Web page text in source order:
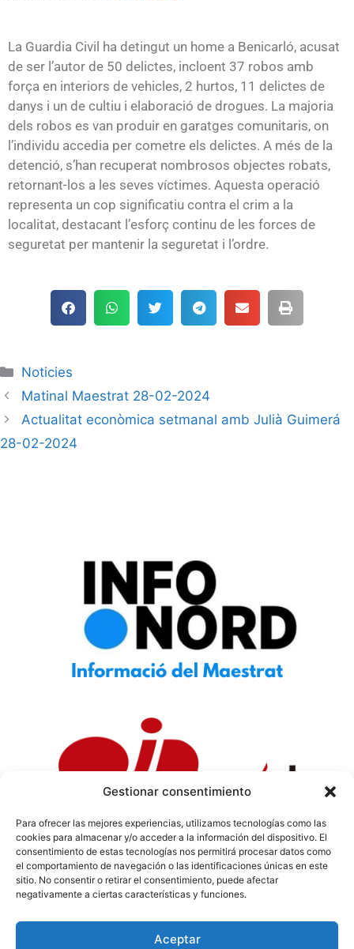
Gestionar consentimiento
Para ofrecer las mejores experiencias, utilizamos tecnologías como las
cookies para almacenar y/o acceder a la información del dispositivo. El
consentimiento de estas tecnologías nos permitirá procesar datos como
el comportamiento de navegación o las identificaciones únicas en este
sitio. No consentir o retirar el consentimiento, puede afectar
negativamente a ciertas características y funciones.
Aceptar
La Guardia Civil ha detingut un home a Benicarló, acusat
de ser l’autor de 50 delictes, incloent 37 robos amb
força en interiors de vehicles, 2 hurtos, 11 delictes de
danys i un de cultiu i elaboració de drogues. La majoria
dels robos es van produir en garatges comunitaris, on
l’individu accedia per cometre els delictes. A més de la
detenció, s’han recuperat nombrosos objectes robats,
retornant-los a les seves víctimes. Aquesta operació
representa un cop significatiu contra el crim a la
localitat, destacant l’esforç continu de les forces de
seguretat per mantenir la seguretat i l’ordre.
Noticies
Matinal Maestrat 28-02-2024
Actualitat econòmica setmanal amb Julià Guimerá
28-02-2024
Política de Privacidad| Política de Cookies|Aviso
Legal|Codi ètic|Tarifes de Publicitat